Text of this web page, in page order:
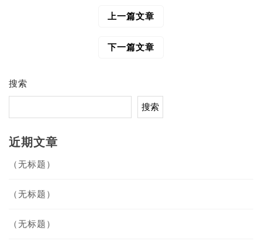
上一篇文章
下一篇文章
搜索
搜索
近期文章
（无标题）
（无标题）
（无标题）